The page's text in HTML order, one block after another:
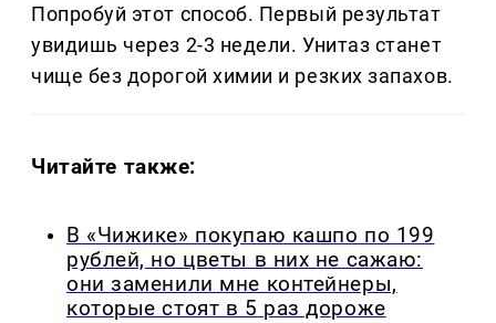
Попробуй этот способ. Первый результат
увидишь через 2-3 недели. Унитаз станет
чище без дорогой химии и резких запахов.
Читайте также:
В «Чижике» покупаю кашпо по 199
рублей, но цветы в них не сажаю:
они заменили мне контейнеры,
которые стоят в 5 раз дороже